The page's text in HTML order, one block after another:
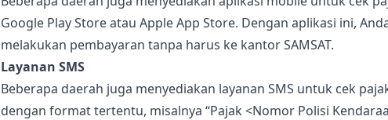
Google Play Store atau Apple App Store. Dengan aplikasi ini,
melakukan pembayaran tanpa harus ke kantor SAMSAT.
Layanan SMS
Beberapa daerah juga menyediakan layanan SMS untuk cek
dengan format tertentu, misalnya “Pajak <Nomor Polisi